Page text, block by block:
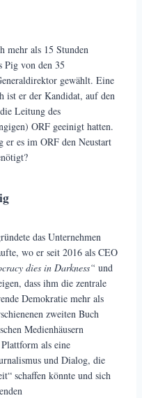
mehr als 15 Stunden
Pig von den 35
gewählt. Eine
ist er der Kandidat, auf den
Leitung des
ORF geeinigt hatten.
er es im ORF den Neustart
das Unternehmen
wo er seit 2016 als CEO
dies in Darkness“ und
dass ihm die zentrale
Demokratie mehr als
zweiten Buch
Medienhäusern
als eine
und Dialog, die
schaffen könnte und sich